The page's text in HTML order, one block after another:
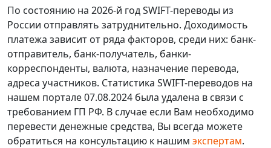
По состоянию на 2026-й год SWIFT-переводы из
России отправлять затруднительно. Доходимость
платежа зависит от ряда факторов, среди них: банк-
отправитель, банк-получатель, банки-
корреспонденты, валюта, назначение перевода,
адреса участников. Статистика SWIFT-переводов на
нашем портале 07.08.2024 была удалена в связи с
требованием ГП РФ. В случае если Вам необходимо
перевести денежные средства, Вы всегда можете
обратиться на консультацию к нашим экспертам.